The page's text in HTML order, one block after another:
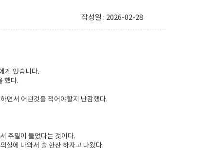
작성일 : 2026-02-28
게 있습니다.
했다.
면서 어떤것을 적어야할지 난감했다.
주필이 들었다는 것이다.
실에 나와서 술 한잔 하자고 나왔다.